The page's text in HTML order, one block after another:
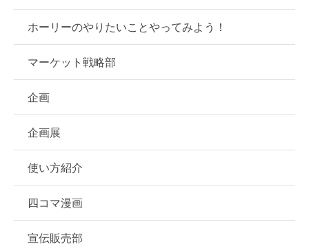
ホーリーのやりたいことやってみよう！
マーケット戦略部
企画
企画展
使い方紹介
四コマ漫画
宣伝販売部